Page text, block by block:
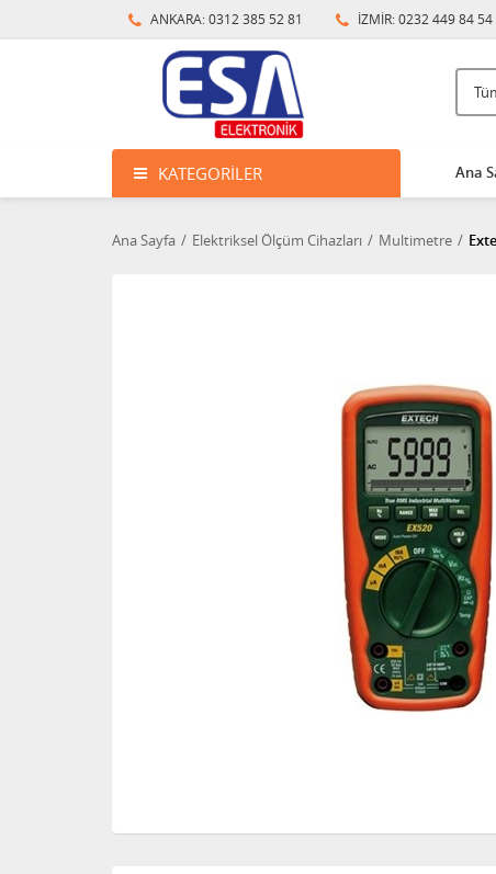
ANKARA: 0312 385 52 81 İZMİR: 0232 449 84 54
KATEGORILER Ana
Ana Sayfa Elektriksel Ölçüm Cihazları Multimetre